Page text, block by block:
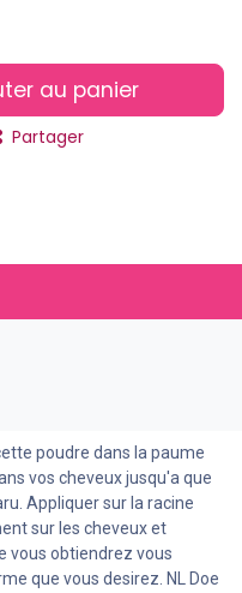
au panier
Partager
poudre dans la paume
vos cheveux jusqu'a que
Appliquer sur la racine
sur les cheveux et
vous obtiendrez vous
que vous desirez. NL Doe